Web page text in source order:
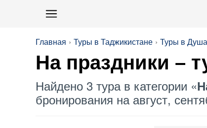
Главная Туры в Таджикистане Туры в
На праздники –
Найдено 3 тура в категории «
бронирования на август,